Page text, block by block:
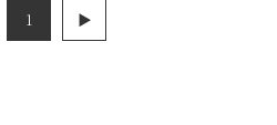
1 ▶